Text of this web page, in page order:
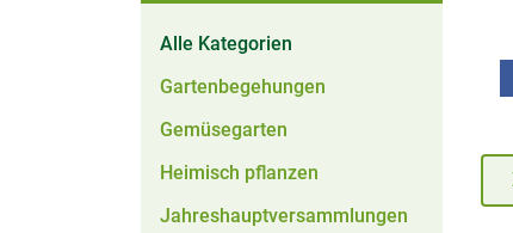
Alle Kategorien
Gartenbegehungen
Gemüsegarten
Heimisch pflanzen
Jahreshauptversammlungen